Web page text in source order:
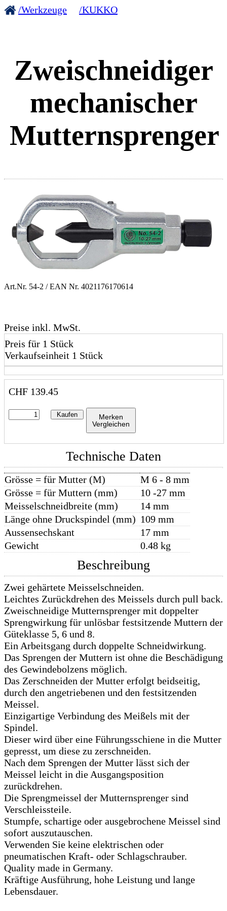
/Werkzeuge /KUKKO
Zweischneidiger
mechanischer
Mutternsprenger
Art.Nr. 54-2 / EAN Nr. 4021176170614
Preise inkl. MwSt.
Preis für 1 Stück
Verkaufseinheit 1 Stück
CHF 139.45
Kaufen
Merken
Vergleichen
Technische Daten
Grösse = für Mutter (M)
M 6 - 8 mm
Grösse = für Muttern (mm)
10 -27 mm
Meisselschneidbreite (mm)
14 mm
Länge ohne Druckspindel (mm) 109 mm
Aussensechskant
17 mm
Gewicht
0.48 kg
Beschreibung
Zwei gehärtete Meisselschneiden.
Leichtes Zurückdrehen des Meissels durch pull back.
Zweischneidige Mutternsprenger mit doppelter
Sprengwirkung für unlösbar festsitzende Muttern der
Güteklasse 5, 6 und 8.
Ein Arbeitsgang durch doppelte Schneidwirkung.
Das Sprengen der Muttern ist ohne die Beschädigung
des Gewindebolzens möglich.
Das Zerschneiden der Mutter erfolgt beidseitig,
durch den angetriebenen und den festsitzenden
Meissel.
Einzigartige Verbindung des Meißels mit der
Spindel.
Dieser wird über eine Führungsschiene in die Mutter
gepresst, um diese zu zerschneiden.
Nach dem Sprengen der Mutter lässt sich der
Meissel leicht in die Ausgangsposition
zurückdrehen.
Die Sprengmeissel der Mutternsprenger sind
Verschleissteile.
Stumpfe, schartige oder ausgebrochene Meissel sind
sofort auszutauschen.
Verwenden Sie keine elektrischen oder
pneumatischen Kraft- oder Schlagschrauber.
Quality made in Germany.
Kräftige Ausführung, hohe Leistung und lange
Lebensdauer.